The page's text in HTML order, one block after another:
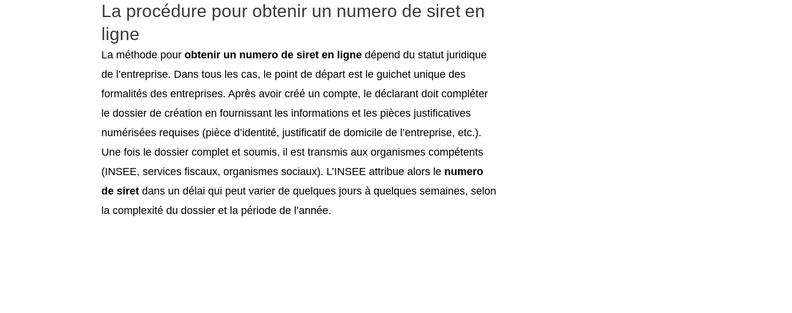
La procédure pour obtenir un numero de siret en
ligne
La méthode pourobtenir un numero de siret en ligne dépend du statut juridique
de l’entreprise. Dans tous les cas, le point de départ est le guichet unique des
formalités des entreprises. Après avoir créé un compte, le déclarant doit compléter
le dossier de création en fournissant les informations et les pièces justificatives
numérisées requises (pièce d’identité, justificatif de domicile de l’entreprise, etc.).
Une fois le dossier complet et soumis, il est transmis aux organismes compétents
(INSEE, services fiscaux, organismes sociaux). L’INSEE attribue alors le numero
de siret dans un délai qui peut varier de quelques jours à quelques semaines, selon
la complexité du dossier et la période de l’année.